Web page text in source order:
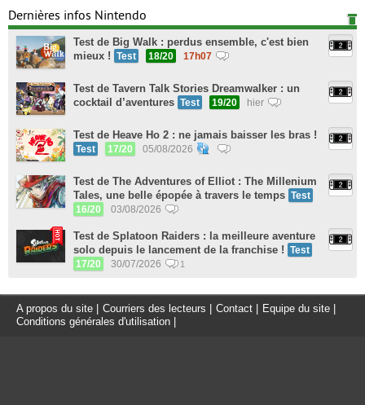
Dernières infos Nintendo
Test de Big Walk : perdus ensemble, c'est bien
mieux !
Test 18/20 17h07
Test de Tavern Talk Stories Dreamwalker : un
cocktail d’aventures Test 19/20 hier
Test de Heave Ho 2 : ne jamais baisser les bras !
Test 17/20 05/08/2026
Test de The Adventures of Elliot : The Millenium
Tales, une belle épopée à travers le temps Test
16/20
03/08/2026
Test de Splatoon Raiders : la meilleure aventure
solo depuis le lancement de la franchise !
Test
17/20
30/07/2026 1
A propos du site Courriers des lecteurs Contact Equipe du site
Conditions générales d'utilisation